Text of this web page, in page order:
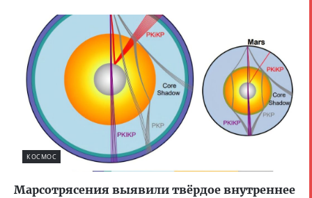
КОСМОС
Марсотрясения выявили твёрдое внутреннее